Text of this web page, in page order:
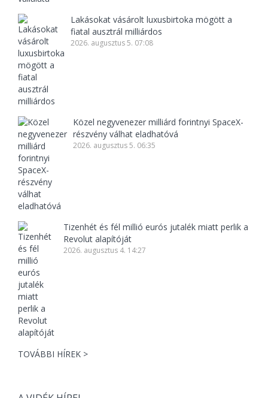
Lakásokat vásárolt luxusbirtoka mögött a
fiatal ausztrál milliárdos
2026. augusztus 5. 07:08
Közel negyvenezer milliárd forintnyi SpaceX-
részvény válhat eladhatóvá
2026. augusztus 5. 06:35
Tizenhét és fél millió eurós jutalék miatt perlik a
Revolut alapítóját
2026. augusztus 4. 14:27
TOVÁBBI HÍREK >